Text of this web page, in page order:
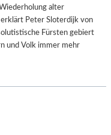
alter
erklärt Peter Sloterdijk von
Fürsten gebiert
und Volk immer mehr